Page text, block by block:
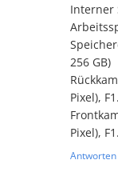
Interner
256 GB)
Pixel),
Pixel),
Antworten